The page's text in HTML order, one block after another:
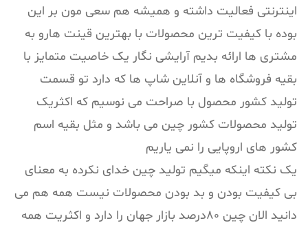
اینترنتی فعالیت داشته و همیشه هم سعی مون بر این
بوده با کیفیت ترین محصولات با بهترین قینت هارو به
مشتری ها ارائه بدیم آرایشی نگار یک خاصیت متمایز با
بقیه فروشگاه ها و آنلاین شاپ ها که دارد تو قسمت
تولید کشور محصول با صراحت می نوسیم که اکثریک
تولید محصولات کشور چین می باشد و مثل بقیه اسم
کشور های اروپایی را نمی یاریم
یک نکته اینکه میگیم تولید چین خدای نکرده به معنای
بی کیفیت بودن و بد بودن محصولات نیست همه هم می
دانید الان چین 80درصد بازار جهان را دارد و اکثریت همه